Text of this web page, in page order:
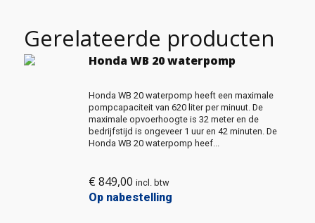
Gerelateerde producten
Honda WB 20 waterpomp
Honda WB 20 waterpomp heeft een maximale
pompcapaciteit van 620 liter per minuut. De
maximale opvoerhoogte is 32 meter en de
bedrijfstijd is ongeveer 1 uur en 42 minuten. De
Honda WB 20 waterpomp heef...
€ 849,00 incl. btw
Op nabestelling